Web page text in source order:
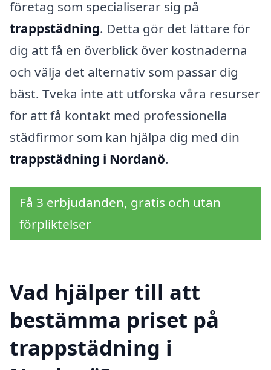
företag som specialiserar sig på
trappstädning. Detta gör det lättare för
dig att få en överblick över kostnaderna
och välja det alternativ som passar dig
bäst. Tveka inte att utforska våra resurser
för att få kontakt med professionella
städfirmor som kan hjälpa dig med din
trappstädning i Nordanö.
Få 3 erbjudanden, gratis och utan
förpliktelser
Vad hjälper till att
bestämma priset på
trappstädning i